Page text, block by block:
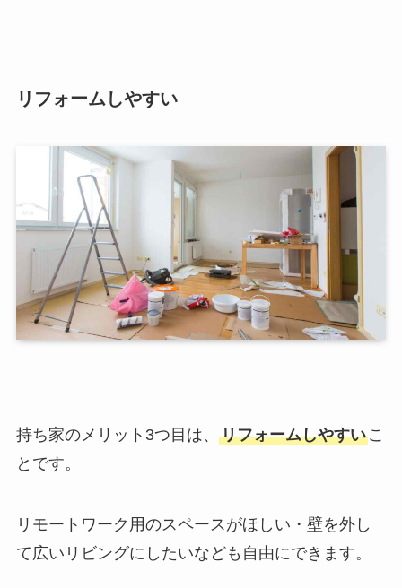
リフォームしやすい
持ち家のメリット3つ目は、 リフォームしやすいこ
とです。
リモートワーク用のスペースがほしい・壁を外し
て広いリビングにしたいなども自由にできます。